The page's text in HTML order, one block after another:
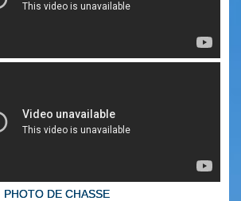
PHOTO DE CHASSE